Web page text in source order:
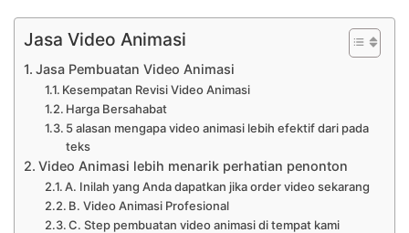
Jasa Video Animasi
Jasa Pembuatan Video Animasi
Kesempatan Revisi Video Animasi
Harga Bersahabat
5 alasan mengapa video animasi lebih efektif dari pada
teks
Video Animasi lebih menarik perhatian penonton
A. Inilah yang Anda dapatkan jika order video sekarang
B. Video Animasi Profesional
C. Step pembuatan video animasi di tempat kami